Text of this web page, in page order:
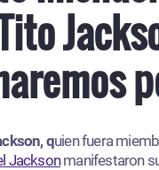
quien fuera
Jacksonmanifestaron